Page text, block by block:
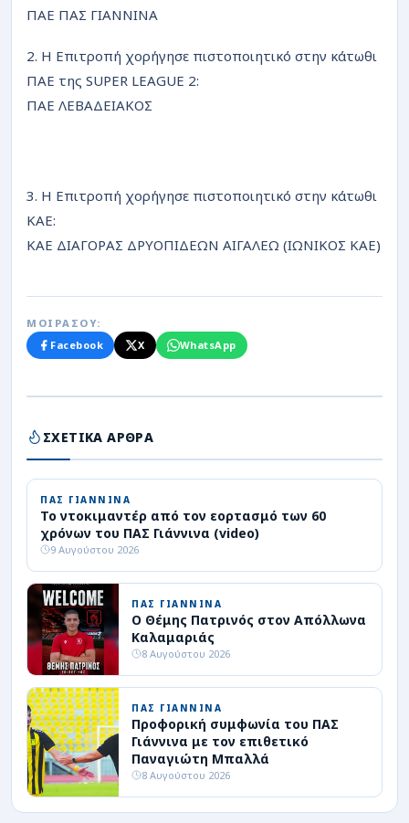
ΠΑΕ ΠΑΣ ΓΙΑΝΝΙΝΑ
2. Η Επιτροπή χορήγησε πιστοποιητικό στην κάτωθι
ΠΑΕ της SUPER LEAGUE 2:
ΠΑΕ ΛΕΒΑΔΕΙΑΚΟΣ
3. Η Επιτροπή χορήγησε πιστοποιητικό στην κάτωθι
ΚΑΕ:
ΚΑΕ ΔΙΑΓΟΡΑΣ ΔΡΥΟΠΙΔΕΩΝ ΑΙΓΑΛΕΩ (ΙΩΝΙΚΟΣ ΚΑΕ)
ΜΟΙΡΑΣΟΥ:
Facebook
X WhatsApp
ΣΧΕΤΙΚΑ ΑΡΘΡΑ
ΠΑΣ ΓΙΑΝΝΙΝΑ
Το ντοκιμαντέρ από τον εορτασμό των 60
χρόνων του ΠΑΣ Γιάννινα (video)
9 Αυγούστου 2026
ΠΑΣ ΓΙΑΝΝΙΝΑ
Ο Θέμης Πατρινός στον Απόλλωνα
Καλαμαριάς
8 Αυγούστου 2026
ΠΑΣ ΓΙΑΝΝΙΝΑ
Προφορική συμφωνία του ΠΑΣ
Γιάννινα με τον επιθετικό
Παναγιώτη Μπαλλά
8 Αυγούστου 2026